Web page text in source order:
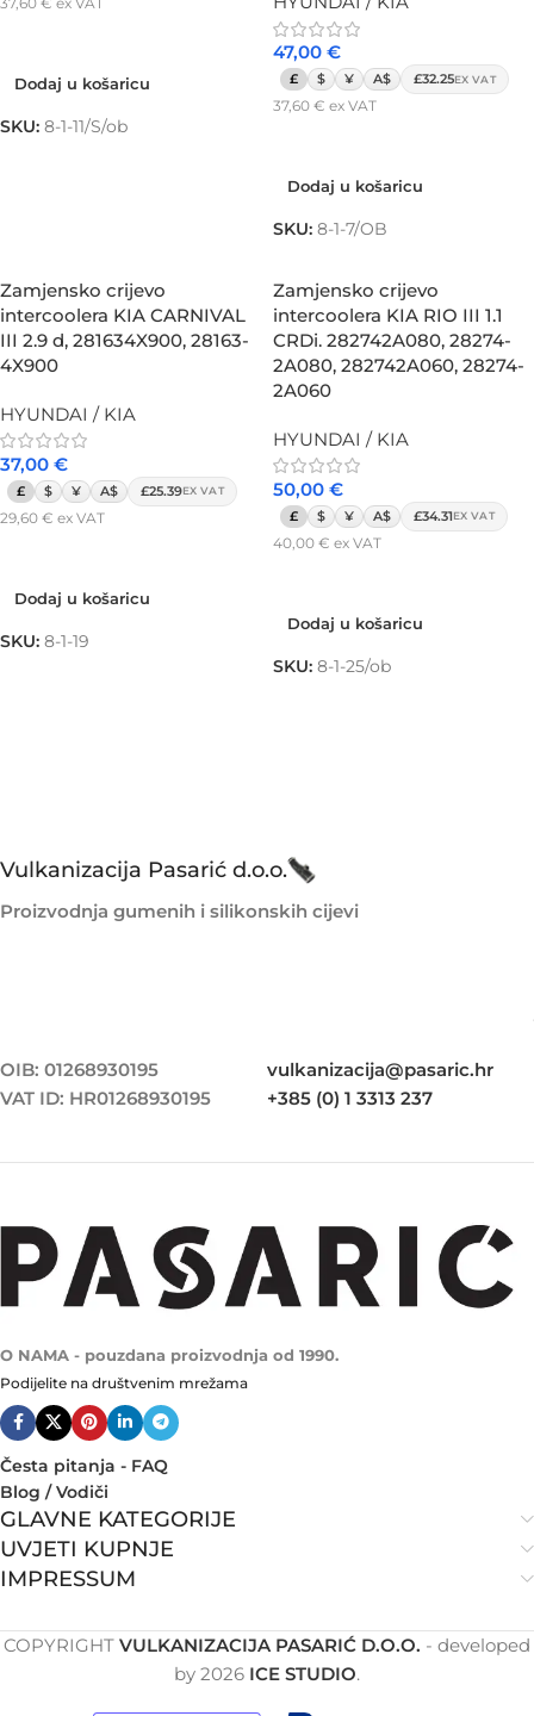
Dodaj u košaricu
SKU: 8-1-11/S/ob
47,00 €
£ $ ¥ A$ £32.25EX VAT
37,60 € ex VAT
Dodaj u košaricu
SKU: 8-1-7/OB
Zamjensko crijevo
intercoolera KIA CARNIVAL
III 2.9 d, 281634X900, 28163-
4X900
HYUNDAI / KIA
37,00 €
£ $ ¥ A$ £25.39EX VAT
29,60 € ex VAT
Dodaj u košaricu
SKU: 8-1-19
Zamjensko crijevo
intercoolera KIA RIO III 1.1
CRDi. 282742A080, 28274-
2A080, 282742A060, 28274-
2A060
HYUNDAI / KIA
50,00 €
£ $ ¥ A$ £34.31EX VAT
40,00 € ex VAT
Dodaj u košaricu
SKU: 8-1-25/ob
Vulkanizacija Pasarić d.o.o.
Proizvodnja gumenih i silikonskih cijevi
OIB: 01268930195
VAT ID: HR01268930195
vulkanizacija@pasaric.hr
+385 (0) 1 3313 237
O NAMA - pouzdana proizvodnja od 1990.
Podijelite na društvenim mrežama
Česta pitanja - FAQ
Blog / Vodiči
GLAVNE KATEGORIJE
UVJETI KUPNJE
IMPRESSUM
COPYRIGHT VULKANIZACIJA PASARIĆ D.O.O. - developed
by 2026 ICE STUDIO.